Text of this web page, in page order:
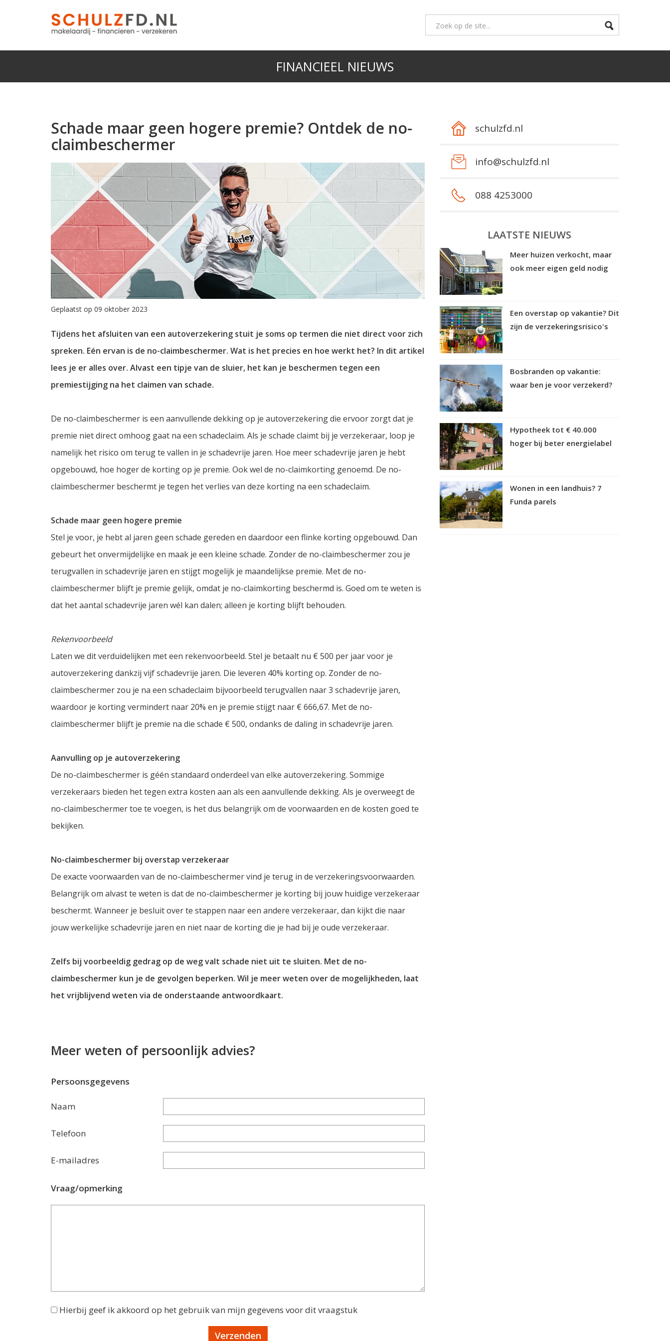
FINANCIEEL NIEUWS
Schade maar geen hogere premie? Ontdek de no-
claimbeschermer
Geplaatst op 09 oktober 2023
Tijdens het afsluiten van een autoverzekering stuit je soms op termen die niet direct voor zich
spreken. Eén ervan is de no-claimbeschermer. Wat is het precies en hoe werkt het? In dit artikel
lees je er alles over. Alvast een tipje van de sluier, het kan je beschermen tegen een
premiestijging na het claimen van schade.
De no-claimbeschermer is een aanvullende dekking op je autoverzekering die ervoor zorgt dat je
premie niet direct omhoog gaat na een schadeclaim. Als je schade claimt bij je verzekeraar, loop je
namelijk het risico om terug te vallen in je schadevrije jaren. Hoe meer schadevrije jaren je hebt
opgebouwd, hoe hoger de korting op je premie. Ook wel de no-claimkorting genoemd. De no-
claimbeschermer beschermt je tegen het verlies van deze korting na een schadeclaim.
Schade maar geen hogere premie
Stel je voor, je hebt al jaren geen schade gereden en daardoor een flinke korting opgebouwd. Dan
gebeurt het onvermijdelijke en maak je een kleine schade. Zonder de no-claimbeschermer zou je
terugvallen in schadevrije jaren en stijgt mogelijk je maandelijkse premie. Met de no-
claimbeschermer blijft je premie gelijk, omdat je no-claimkorting beschermd is. Goed om te weten is
dat het aantal schadevrije jaren wél kan dalen; alleen je korting blijft behouden.
Rekenvoorbeeld
Laten we dit verduidelijken met een rekenvoorbeeld. Stel je betaalt nu € 500 per jaar voor je
autoverzekering dankzij vijf schadevrije jaren. Die leveren 40% korting op. Zonder de no-
claimbeschermer zou je na een schadeclaim bijvoorbeeld terugvallen naar 3 schadevrije jaren,
waardoor je korting vermindert naar 20% en je premie stijgt naar € 666,67. Met de no-
claimbeschermer blijft je premie na die schade € 500, ondanks de daling in schadevrije jaren.
Aanvulling op je autoverzekering
De no-claimbeschermer is géén standaard onderdeel van elke autoverzekering. Sommige
verzekeraars bieden het tegen extra kosten aan als een aanvullende dekking. Als je overweegt de
no-claimbeschermer toe te voegen, is het dus belangrijk om de voorwaarden en de kosten goed te
bekijken.
No-claimbeschermer bij overstap verzekeraar
De exacte voorwaarden van de no-claimbeschermer vind je terug in de verzekeringsvoorwaarden.
Belangrijk om alvast te weten is dat de no-claimbeschermer je korting bij jouw huidige verzekeraar
beschermt. Wanneer je besluit over te stappen naar een andere verzekeraar, dan kijkt die naar
jouw werkelijke schadevrije jaren en niet naar de korting die je had bij je oude verzekeraar.
Zelfs bij voorbeeldig gedrag op de weg valt schade niet uit te sluiten. Met de no-
claimbeschermer kun je de gevolgen beperken. Wil je meer weten over de mogelijkheden, laat
het vrijblijvend weten via de onderstaande antwoordkaart.
Meer weten of persoonlijk advies?
Persoonsgegevens
Naam
Telefoon
E-mailadres
Vraag/opmerking
Hierbij geef ik akkoord op het gebruik van mijn gegevens voor dit vraagstuk
schulzfd.nl
info@schulzfd.nl
088 4253000
LAATSTE NIEUWS
Meer huizen verkocht, maar
ook meer eigen geld nodig
Een overstap op vakantie? Dit
zijn de verzekeringsrisico's
Bosbranden op vakantie:
waar ben je voor verzekerd?
Hypotheek tot € 40.000
hoger bij beter energielabel
Wonen in een landhuis? 7
Funda parels